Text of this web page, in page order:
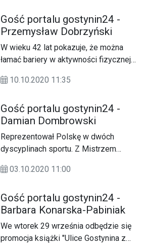
rozmawiamy z burmistrzem Pawłem
Kalinowskim.&nbsp;
Gość portalu gostynin24 -
Przemysław Dobrzyński
W wieku 42 lat pokazuje, że można
łamać bariery w aktywności fizycznej i
gostynińskim triathlonistą
rozmawia Andrzej Adamski.
10.10.2020 11:35
Gość portalu gostynin24 -
Damian Dombrowski
Reprezentował Polskę w dwóch
dyscyplinach sportu. Z Mistrzem
Dombrowskim rozmawia Andrzej
03.10.2020 11:00
Gość portalu gostynin24 -
Barbara Konarska-Pabiniak
We wtorek 29 września odbędzie się
promocja książki "Ulice Gostynina z